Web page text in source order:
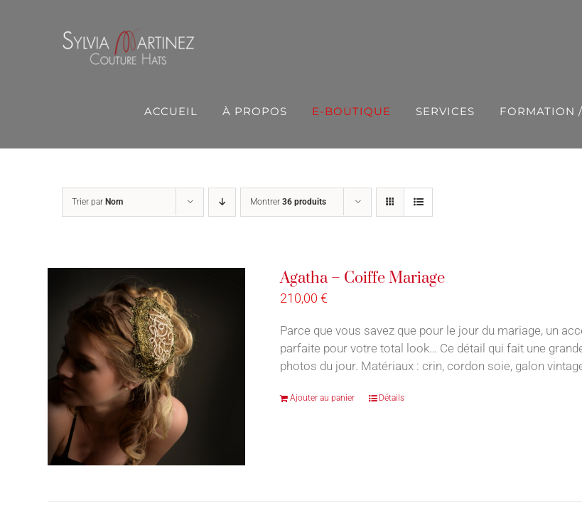
ACCUEIL À PROPOS E-BOUTIQUE SERVICES FORMATION
Trier par Nom Montrer 36 produits
Agatha – Coiffe Mariage
210,00 €
Parce que vous savez que pour le jour du mariage, un
parfaite pour votre total look… Ce détail qui fait une
photos du jour. Matériaux : crin, cordon soie, galon
Ajouter au panier Détails